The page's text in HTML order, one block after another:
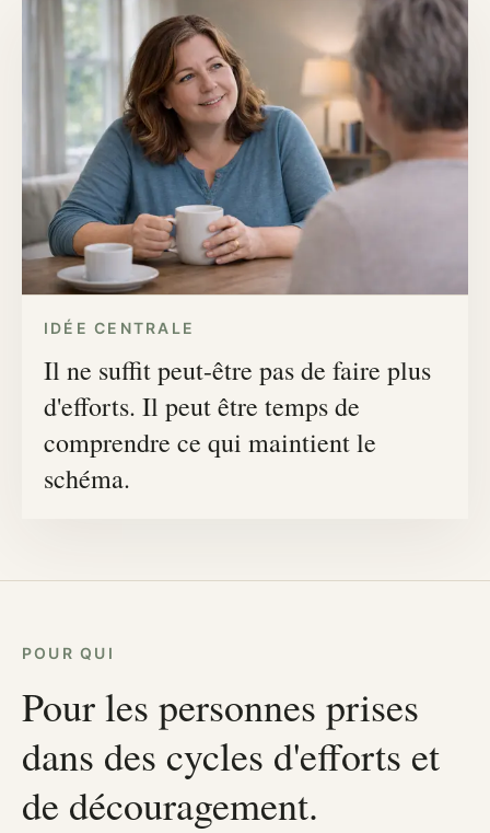
IDÉE CENTRALE
Il ne suffit peut-être pas de faire plus
d'efforts. Il peut être temps de
comprendre ce qui maintient le
schéma.
POUR QUI
Pour les personnes prises
dans des cycles d'efforts et
de découragement.